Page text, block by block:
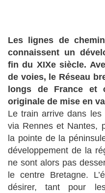
Les lignes de
connaissent un
fin du XIXe siècle.
de voies, le Réseau
longs de France et
originale de mise en
Le train arrive dans les
via Rennes et Nantes,
la pointe de la
développement de la
ne sont alors pas
le centre Bretagne.
désirer, tant pour